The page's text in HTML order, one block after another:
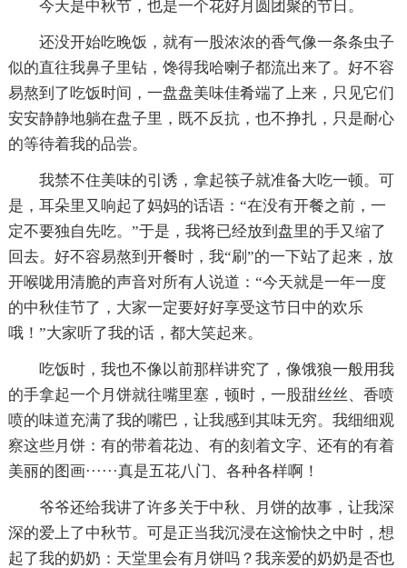
今天是中秋节，也是一个花好月圆团聚的节日。
还没开始吃晚饭，就有一股浓浓的香气像一条条虫子
似的直往我鼻子里钻，馋得我哈喇子都流出来了。好不容
易熬到了吃饭时间，一盘盘美味佳肴端了上来，只见它们
安安静静地躺在盘子里，既不反抗，也不挣扎，只是耐心
的等待着我的品尝。
我禁不住美味的引诱，拿起筷子就准备大吃一顿。可
是，耳朵里又响起了妈妈的话语：“在没有开餐之前，一
定不要独自先吃。”于是，我将已经放到盘里的手又缩了
回去。好不容易熬到开餐时，我“刷”的一下站了起来，放
开喉咙用清脆的声音对所有人说道：“今天就是一年一度
的中秋佳节了，大家一定要好好享受这节日中的欢乐
哦！”大家听了我的话，都大笑起来。
吃饭时，我也不像以前那样讲究了，像饿狼一般用我
的手拿起一个月饼就往嘴里塞，顿时，一股甜丝丝、香喷
喷的味道充满了我的嘴巴，让我感到其味无穷。我细细观
察这些月饼：有的带着花边、有的刻着文字、还有的有着
美丽的图画······真是五花八门、各种各样啊！
爷爷还给我讲了许多关于中秋、月饼的故事，让我深
深的爱上了中秋节。可是正当我沉浸在这愉快之中时，想
起了我的奶奶：天堂里会有月饼吗？我亲爱的奶奶是否也